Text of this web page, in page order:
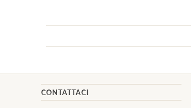
CONTATTACI